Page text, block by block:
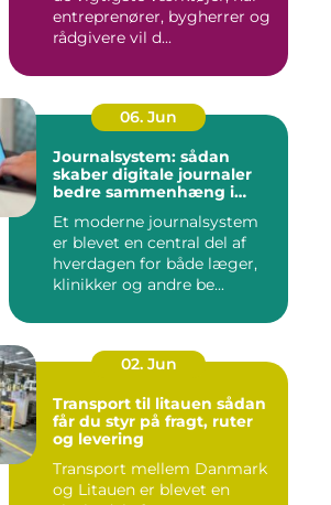
entreprenører, bygherrer og
rådgivere vil d...
06. Jun
Journalsystem: sådan
skaber digitale journaler
bedre sammenhæng i
Et moderne journalsystem
er blevet en central del af
hverdagen for både læger,
klinikker og andre be...
02. Jun
Transport til litauen sådan
får du styr på fragt, ruter
og levering
Transport mellem Danmark
og Litauen er blevet en